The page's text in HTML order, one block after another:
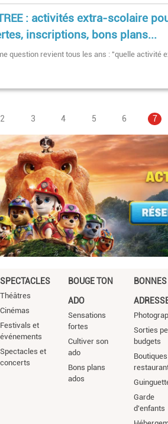
: activités extra-scolaire
inscriptions, bons plans...
question revient tous les ans : "quelle activité
Pagination
Page
2 Page
3 Page
4 Page
5 Page
6
Page
7
SPECTACLES
Théâtres
Cinémas
Festivals et
événements
Spectacles et
concerts
BOUGE TON
ADO
Sensations
fortes
Cultiver son
ado
Bons plans
ados
BONNES
Sorties
budgets
Garde
d'enfants